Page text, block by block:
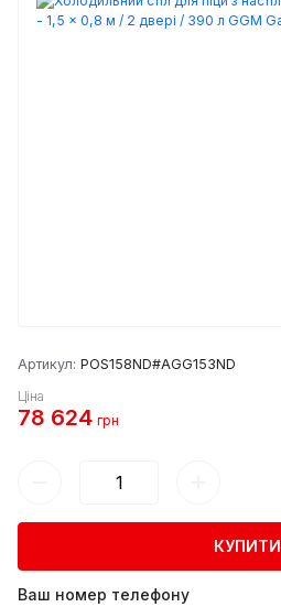
Артикул: POS158ND#AGG153ND
Ціна
78 624 грн
КУПИТИ
Ваш номер телефону